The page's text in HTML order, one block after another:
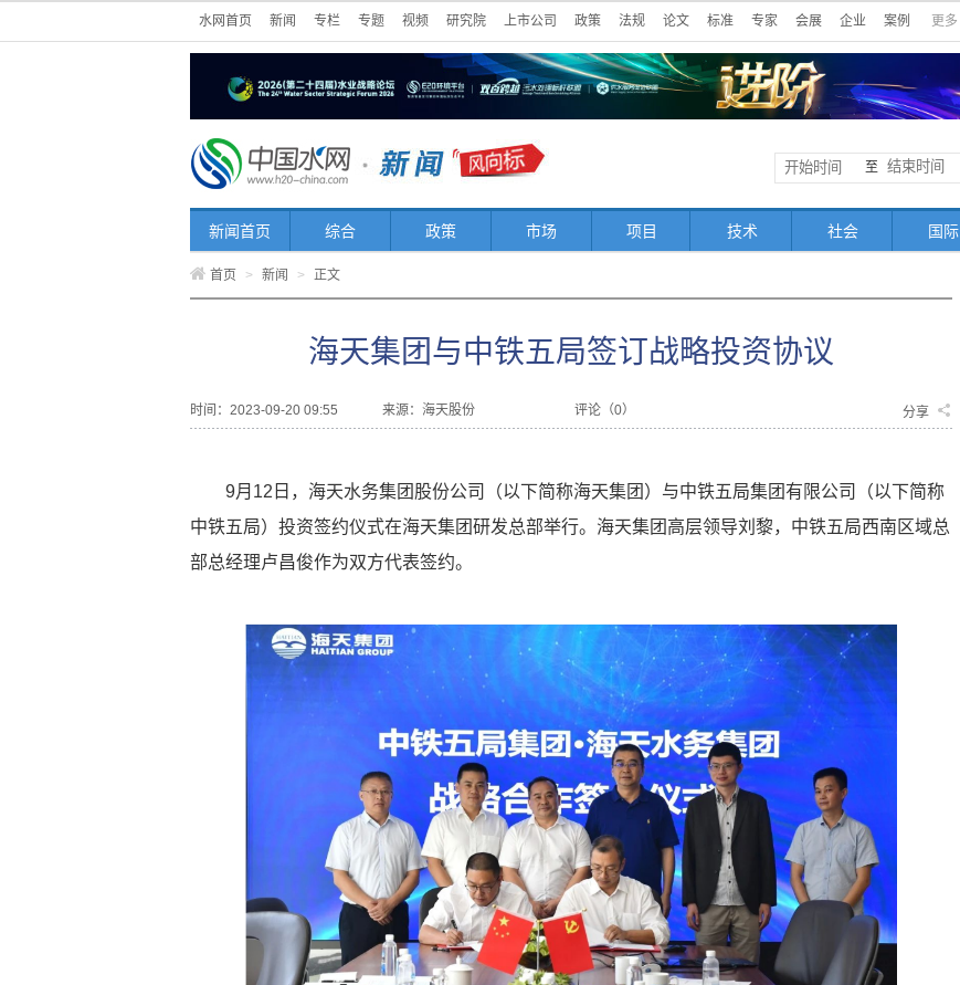
水网首页 新闻 专栏 专题 视频 研究院 上市公司 政策 法规 论文 标准 专家 会展 企业 案例 更多
至
新闻首页 综合 政策 市场 项目 技术 社会 国际
首页 > 新闻 > 正文
海天集团与中铁五局签订战略投资协议
时间：2023-09-20 09:55 来源： 海天股份 评论（0） 分享
9月12日，海天水务集团股份公司（以下简称海天集团）与中铁五局集团有限公司（以下简称
中铁五局）投资签约仪式在海天集团研发总部举行。海天集团高层领导刘黎，中铁五局西南区域总
部总经理卢昌俊作为双方代表签约。